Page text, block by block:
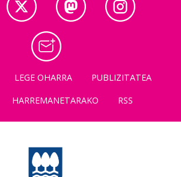
LEGE OHARRA
PUBLIZITATEA
HARREMANETARAKO RSS